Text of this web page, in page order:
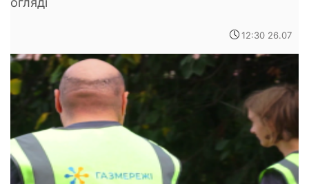
12:30 26.07